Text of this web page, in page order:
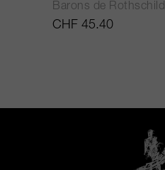
Barons de Rothschild
CHF 45.40